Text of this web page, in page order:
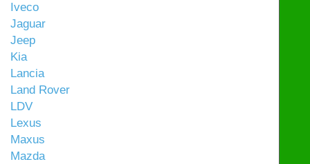
Iveco
Jaguar
Jeep
Kia
Lancia
Land Rover
LDV
Lexus
Maxus
Mazda